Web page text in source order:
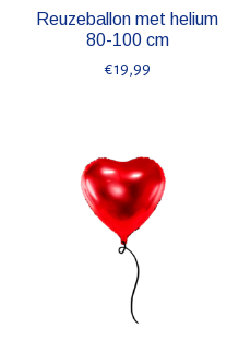
Reuzeballon met helium
80-100 cm
€19,99